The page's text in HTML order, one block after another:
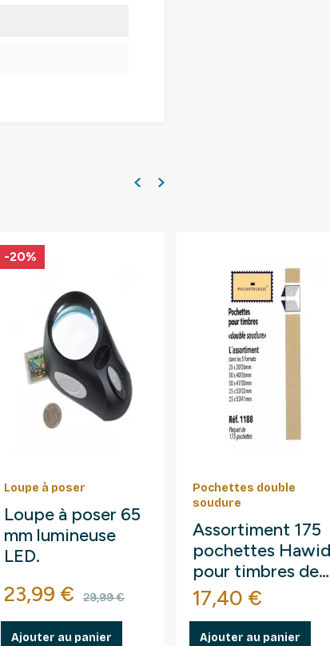
Loupe à poser
Loupe à poser 65
mm lumineuse
LED.
Prix
23,99 € Prix de base
29,99 €
-20%
Ajouter au panier
Pochettes double
soudure
Assortiment 175
pochettes Hawid
pour timbres de
France.
Prix
17,40 €
Ajouter au panier